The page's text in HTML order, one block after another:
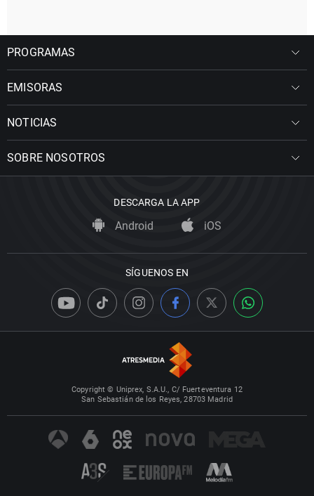
PROGRAMAS
EMISORAS
NOTICIAS
SOBRE NOSOTROS
DESCARGA LA APP
Android iOS
SÍGUENOS EN
Copyright © Uniprex, S.A.U., C/ Fuerteventura 12
San Sebastián de los Reyes, 28703 Madrid